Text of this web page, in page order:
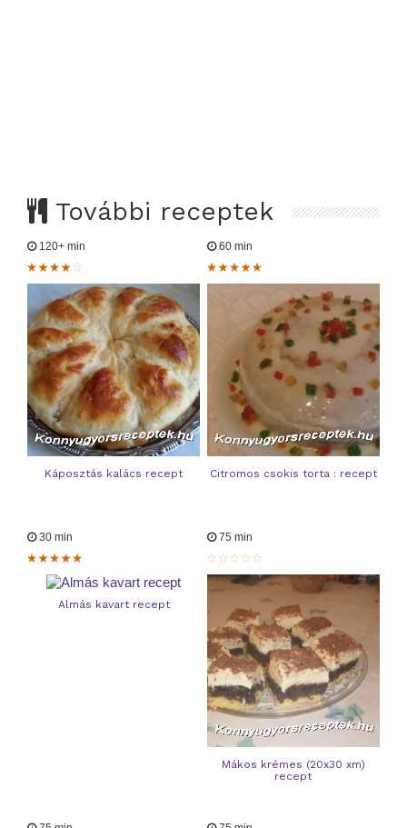
További receptek
120+ min
Káposztás kalács recept
60 min
Citromos csokis torta : recept
30 min
Almás kavart recept
75 min
Mákos krémes (20x30 xm)
recept